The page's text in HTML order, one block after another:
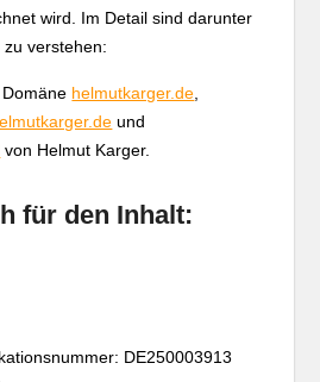
wird. Im Detail sind darunter
verstehen:
helmutkarger.de
und
von Helmut Karger.
für den Inhalt:
DE250003913